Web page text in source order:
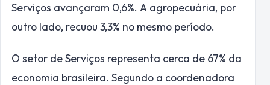
Serviços avançaram 0,6%. A agropecuária, por
outro lado, recuou 3,3% no mesmo período.
O setor de Serviços representa cerca de 67% da
economia brasileira. Segundo a coordenadora